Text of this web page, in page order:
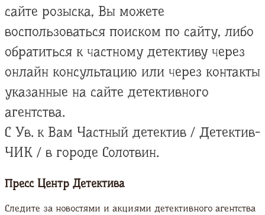
сайте розыска, Вы можете
воспользоваться поиском по сайту, либо
обратиться к частному детективу через
онлайн консультацию или через контакты
указанные на сайте детективного
агентства.
С Ув. к Вам Частный детектив / Детектив-
ЧИК / в городе Солотвин.
Пресс Центр Детектива
Следите за новостями и акциями детективного агентства